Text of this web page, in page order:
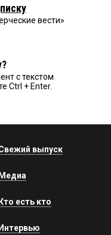
вести»
с текстом
Ctrl + Enter.
выпуск
Медиа
Кто есть кто
Интервью